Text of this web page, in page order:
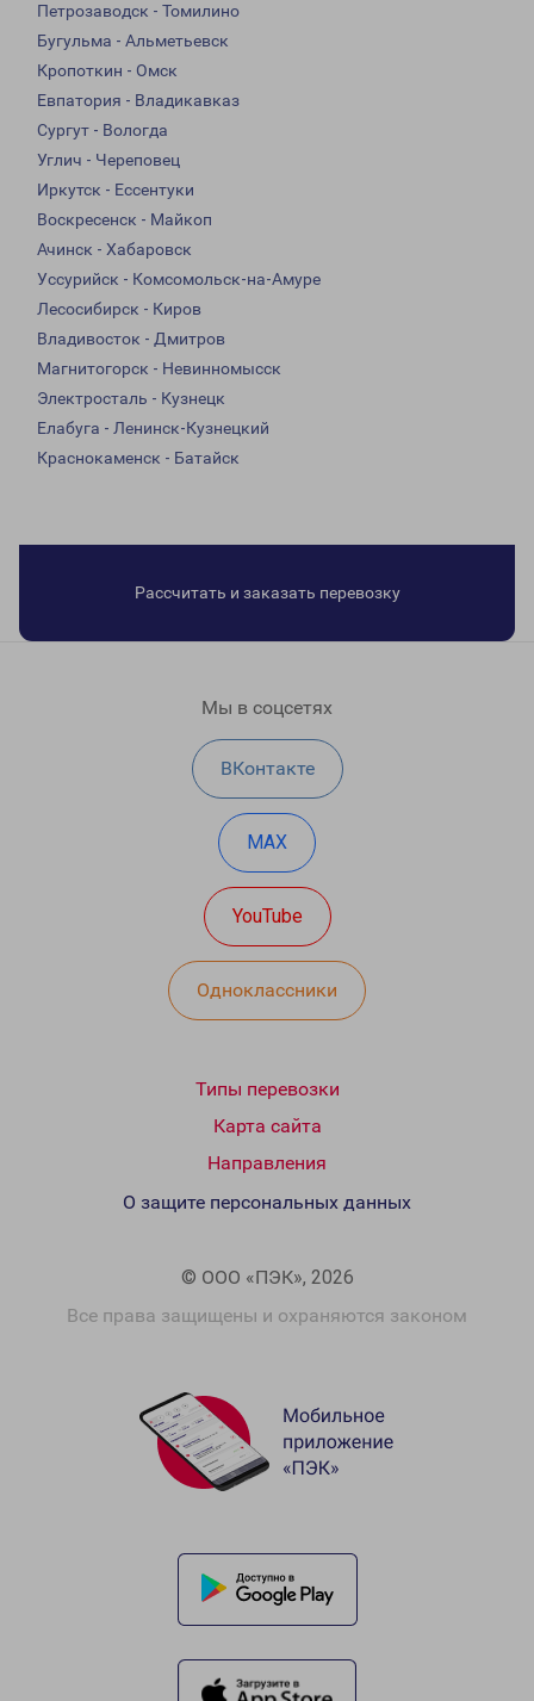
Петрозаводск - Томилино
Бугульма - Альметьевск
Кропоткин - Омск
Евпатория - Владикавказ
Сургут - Вологда
Углич - Череповец
Иркутск - Ессентуки
Воскресенск - Майкоп
Ачинск - Хабаровск
Уссурийск - Комсомольск-на-Амуре
Лесосибирск - Киров
Владивосток - Дмитров
Магнитогорск - Невинномысск
Электросталь - Кузнецк
Елабуга - Ленинск-Кузнецкий
Краснокаменск - Батайск
Рассчитать и заказать перевозку
Мы в соцсетях
ВКонтакте
MAX
YouTube
Одноклассники
Типы перевозки
Карта сайта
Направления
© ООО «ПЭК», 2026
Все права защищены и охраняются законом
О защите персональных данных